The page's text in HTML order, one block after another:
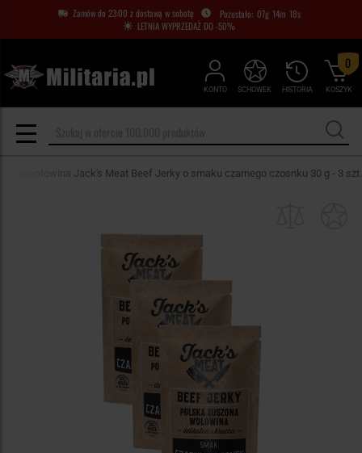
Zamów do 23:00 z dostawą w sobotę 07g 14m 18s
LETNIA WYPRZEDAŻ DO -50%
KONTO HISTORIA
SCHOWEK KOSZYK
0
wołowina Jack's Meat Beef Jerky o smaku czarnego czosnku 30 g - 3 szt.